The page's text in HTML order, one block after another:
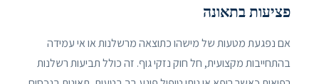
פציעות בתאונה
אם נפגעת מטעות של מישהו כתוצאה מרשלנות או אי עמידה
בהתחייבות מקצועית, חל חוק נזקי גוף. זה כולל תביעות רשלנות